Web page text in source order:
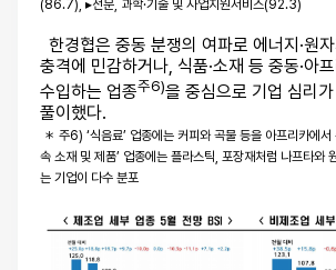
(86.7), ▸전문, 과학·기술 및 사업지원서비스(92.3)
한경협은 중동 분쟁의 여파로 에너지·원
충격에 민감하거나, 식품·소재 등 중동·아
수입하는 업종주6)을 중심으로 기업 심리
풀이했다.
＊ 주6) ‘식음료’ 업종에는 커피와 곡물 등을 아프리카에서
속 소재 및 제품’ 업종에는 플라스틱, 포장재처럼 나프타와
는 기업이 다수 분포